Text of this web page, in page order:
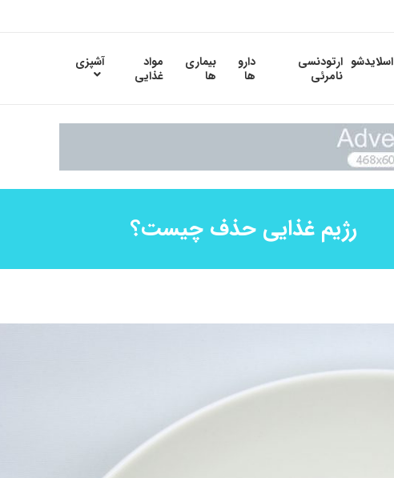
اسلایدشو ارتودنسی
نامرئی
دارو
ها
بیماری
ها
مواد
غذایی
آشپزی
رژیم غذایی حذف چیست؟